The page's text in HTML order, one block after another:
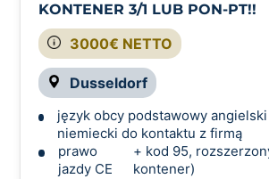
3000€ NETTO
Dusseldorf
KONTENER 3/1 LUB PON-PT!!
język obcy podstawowy
niemiecki do kontaktu z firmą
prawo
jazdy CE
+ kod 95,
kontener)